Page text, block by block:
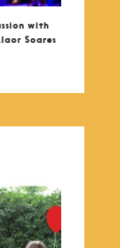
with
Soares